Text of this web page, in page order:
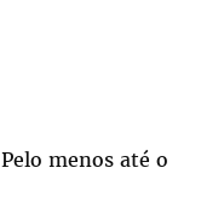
menos até o